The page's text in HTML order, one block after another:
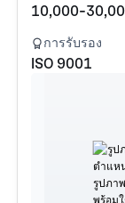
10,000-
การรับรอง
ISO 9001